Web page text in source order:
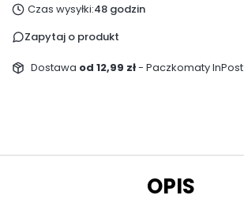
Czas wysyłki:48 godzin
Zapytaj o produkt
Dostawa od 12,99 zł- Paczkomaty InPost
OPIS